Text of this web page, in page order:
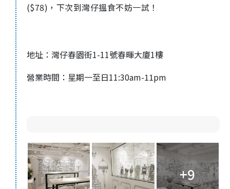
($78) ，下次到灣仔搵食不妨一試！
地址：灣仔春園街1-11號春暉大廈1樓
營業時間：星期一至日11:30am-11pm
+9